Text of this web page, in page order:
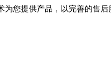
良的技术为您提供产品